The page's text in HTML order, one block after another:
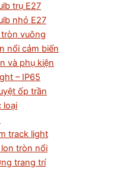
trụ E27
nhỏ E27
vuông
nổi cảm biến
và phụ kiện
– IP65
ốp trần
loại
track light
tròn nổi
trang trí